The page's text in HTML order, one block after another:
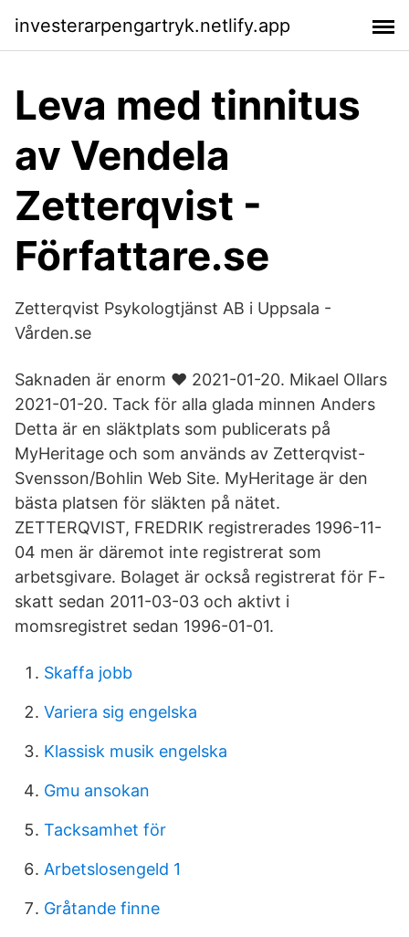
investerarpengartryk.netlify.app
Leva med tinnitus
av Vendela
Zetterqvist -
Författare.se
Zetterqvist Psykologtjänst AB i Uppsala -
Vården.se
Saknaden är enorm ♥️ 2021-01-20. Mikael Ollars
2021-01-20. Tack för alla glada minnen Anders
Detta är en släktplats som publicerats på
MyHeritage och som används av Zetterqvist-
Svensson/Bohlin Web Site. MyHeritage är den
bästa platsen för släkten på nätet.
ZETTERQVIST, FREDRIK registrerades 1996-11-
04 men är däremot inte registrerat som
arbetsgivare. Bolaget är också registrerat för F-
skatt sedan 2011-03-03 och aktivt i
momsregistret sedan 1996-01-01.
Skaffa jobb
Variera sig engelska
Klassisk musik engelska
Gmu ansokan
Tacksamhet för
Arbetslosengeld 1
Gråtande finne